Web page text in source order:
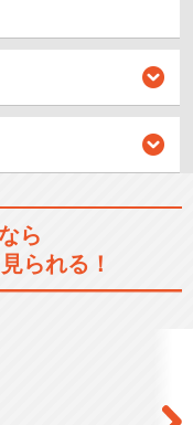
まらないゆとりちゃん
ゆとりちゃんが現れ
ら
られる！